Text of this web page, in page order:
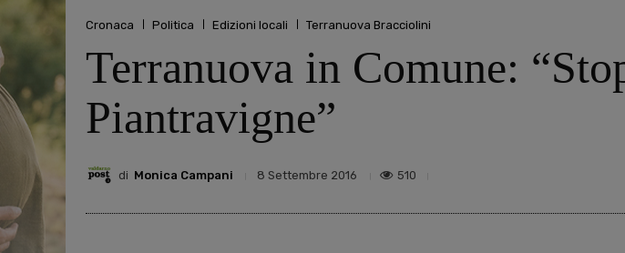
Cronaca Politica Edizioni locali Terranuova Bracciolini
Terranuova in Comune:
Piantravigne”
di Monica Campani 8 Settembre 2016 510